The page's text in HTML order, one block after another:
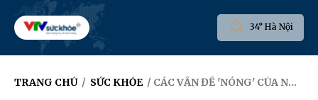
34° Hà Nội
TRANG CHỦ / SỨC KHỎE / CÁC VẤN ĐỀ 'NÓNG' CỦA NGÀNH Y TẾ ĐƯỢC ĐƯA VÀO MỘT NGHỊ QUYẾT ĐỂ CÓ HIỆU LỰC NGAY